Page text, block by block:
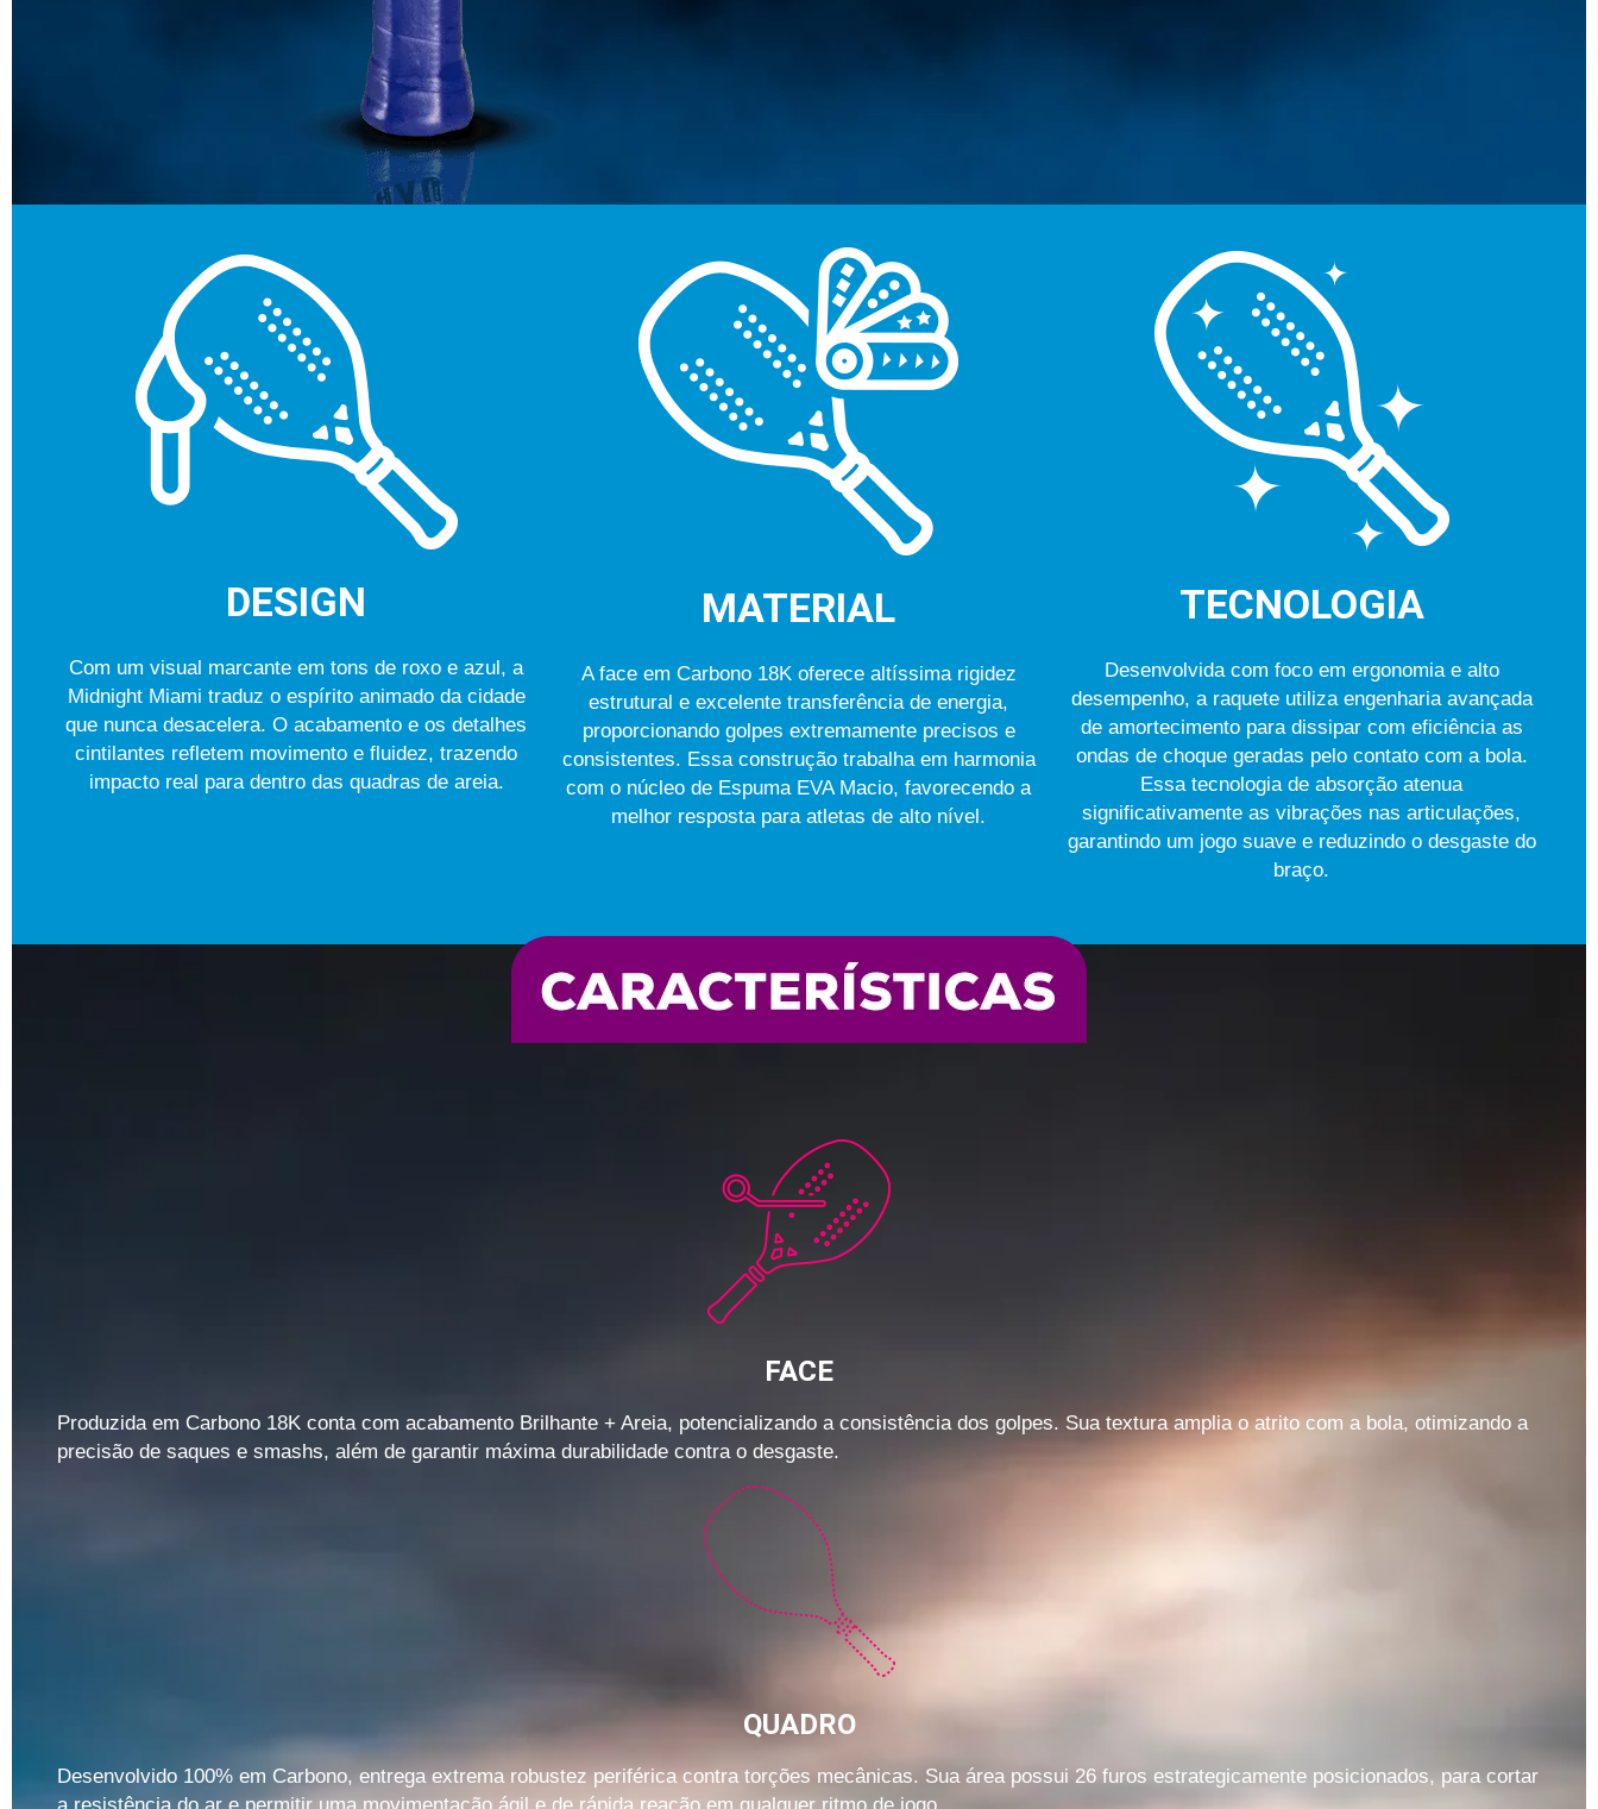
DESIGN
Com um visual marcante em tons de roxo e azul, a
Midnight Miami traduz o espírito animado da cidade
que nunca desacelera. O acabamento e os detalhes
cintilantes refletem movimento e fluidez, trazendo
impacto real para dentro das quadras de areia.
MATERIAL
A face em Carbono 18K oferece altíssima rigidez
estrutural e excelente transferência de energia,
proporcionando golpes extremamente precisos e
consistentes. Essa construção trabalha em harmonia
com o núcleo de Espuma EVA Macio, favorecendo a
melhor resposta para atletas de alto nível.
TECNOLOGIA
Desenvolvida com foco em ergonomia e alto
desempenho, a raquete utiliza engenharia avançada
de amortecimento para dissipar com eficiência as
ondas de choque geradas pelo contato com a bola.
Essa tecnologia de absorção atenua
significativamente as vibrações nas articulações,
garantindo um jogo suave e reduzindo o desgaste do
braço.
FACE
Produzida em Carbono 18K conta com acabamento Brilhante + Areia, potencializando a consistência dos golpes. Sua textura amplia o atrito com a bola, otimizando a
precisão de saques e smashs, além de garantir máxima durabilidade contra o desgaste.
QUADRO
Desenvolvido 100% em Carbono, entrega extrema robustez periférica contra torções mecânicas. Sua área possui 26 furos estrategicamente posicionados, para cortar